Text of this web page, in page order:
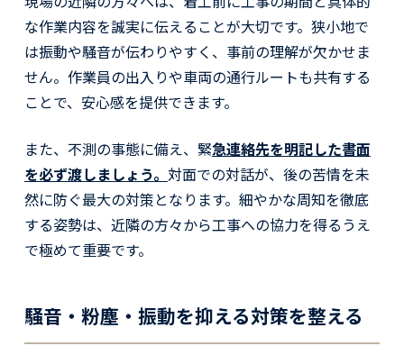
な作業内容を誠実に伝えることが大切です。狭小地で
は振動や騒音が伝わりやすく、事前の理解が欠かせま
せん。作業員の出入りや車両の通行ルートも共有する
ことで、安心感を提供できます。
また、不測の事態に備え、緊急連絡先を明記した書面
を必ず渡しましょう。 対面での対話が、後の苦情を未
然に防ぐ最大の対策となります。細やかな周知を徹底
する姿勢は、近隣の方々から工事への協力を得るうえ
で極めて重要です。
騒音・粉塵・振動を抑える対策を整える